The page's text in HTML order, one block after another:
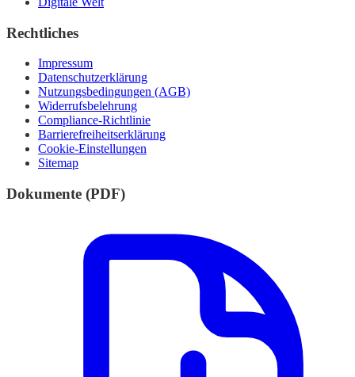
Rechtliches
Impressum
Datenschutzerklärung
Nutzungsbedingungen (AGB)
Widerrufsbelehrung
Compliance-Richtlinie
Barrierefreiheitserklärung
Cookie-Einstellungen
Sitemap
Dokumente (PDF)